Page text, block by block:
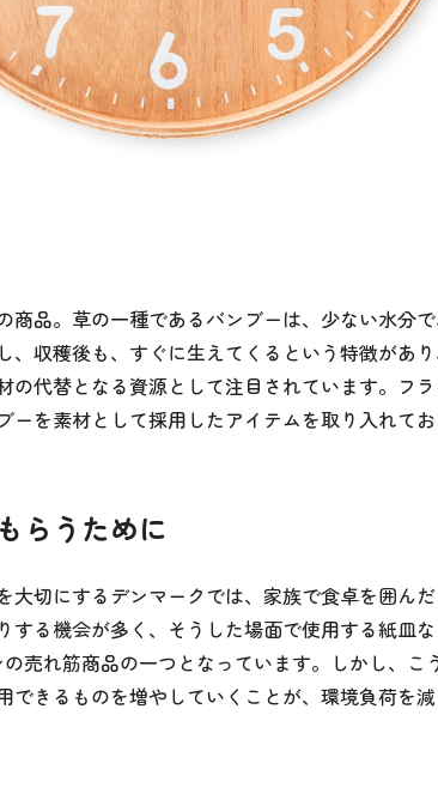
商品。草の一種であるバンブーは、少ない水分
、収穫後も、すぐに生えてくるという特徴があ
の代替となる資源として注目されています。フ
ーを素材として採用したアイテムを取り入れて
らうために
大切にするデンマークでは、家族で食卓を囲ん
する機会が多く、そうした場面で使用する紙皿
売れ筋商品の一つとなっています。しかし、こ
できるものを増やしていくことが、環境負荷を